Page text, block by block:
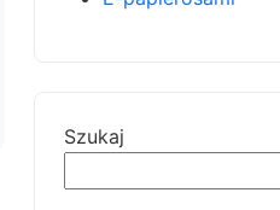
Szukaj